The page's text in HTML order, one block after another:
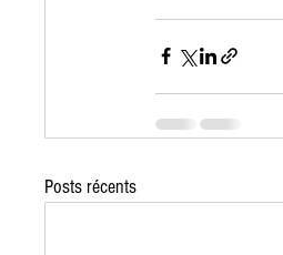
Posts récents